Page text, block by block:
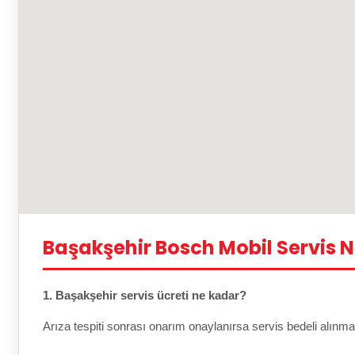
Başakşehir Bosch Mobil Servis
1. Başakşehir servis ücreti ne kadar?
Arıza tespiti sonrası onarım onaylanırsa servis bedeli